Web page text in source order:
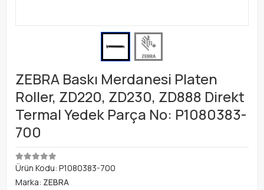
ZEBRA Baskı Merdanesi Platen
Roller, ZD220, ZD230, ZD888 Direkt
Termal Yedek Parça No: P1080383-
700
Ürün Kodu: P1080383-700
Marka: ZEBRA